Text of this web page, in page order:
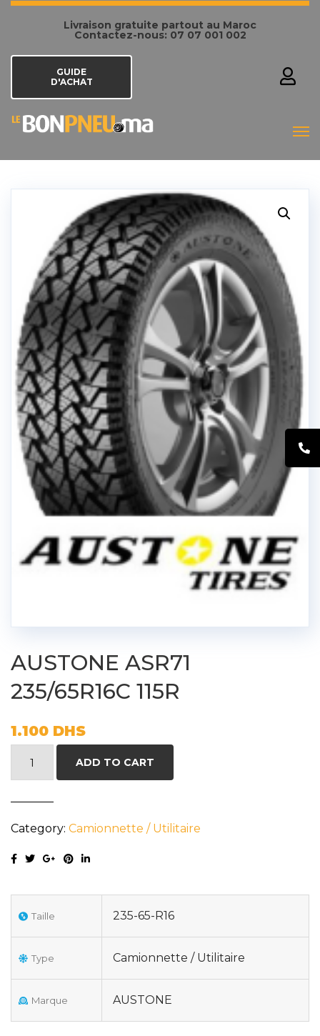
Livraison gratuite partout au Maroc
Contactez-nous: 07 07 001 002
GUIDE
D'ACHAT
AUSTONE ASR71
235/65R16C 115R
1.100 DHS
quantity
ADD TO CART
Category: Camionnette / Utilitaire
Taille 235-65-R16
Type Camionnette / Utilitaire
Marque AUSTONE